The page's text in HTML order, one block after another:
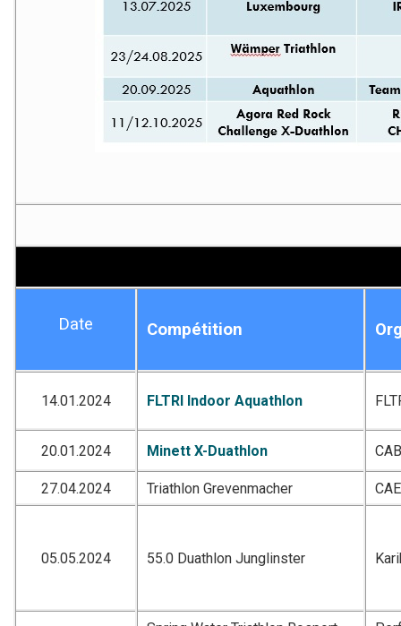
Date Compétition
14.01.2024 FLTRI Indoor Aquathlon
20.01.2024 Minett X-Duathlon CAB
27.04.2024 Triathlon Grevenmacher
05.05.2024 55.0 Duathlon Junglinster